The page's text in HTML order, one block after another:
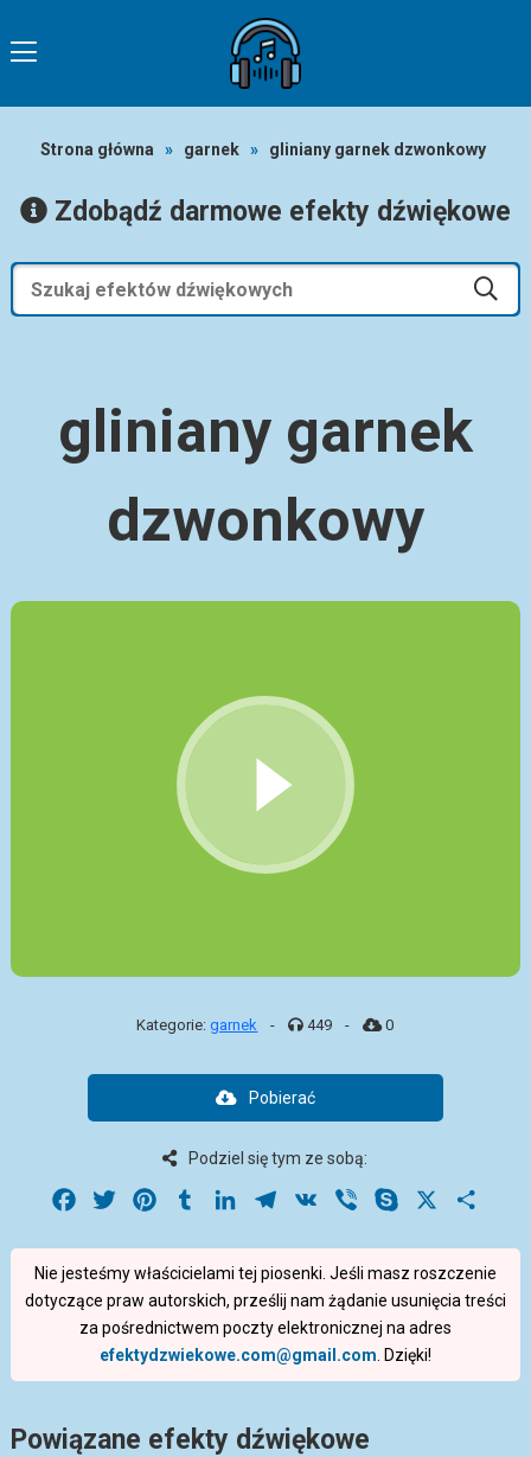
Strona główna » garnek » gliniany garnek dzwonkowy
Zdobądź darmowe efekty dźwiękowe
gliniany garnek
dzwonkowy
Kategorie:garnek - 449 - 0
Pobierać
Podziel się tym ze sobą:
Facebook
Twitter PinterestTumblrLinkedInTelegram
VK Viber Skype
Nie jesteśmy właścicielami tej piosenki. Jeśli masz roszczenie
dotyczące praw autorskich, prześlij nam żądanie usunięcia treści
za pośrednictwem poczty elektronicznej na adres
efektydzwiekowe.com@gmail.com . Dzięki!
Powiązane efekty dźwiękowe